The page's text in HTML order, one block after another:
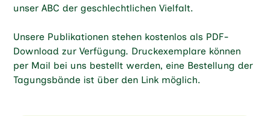
unser ABC der geschlechtlichen Vielfalt.
Unsere Publikationen stehen kostenlos als PDF-
Download zur Verfügung. Druckexemplare können
per Mail bei uns bestellt werden, eine Bestellung der
Tagungsbände ist über den Link möglich.